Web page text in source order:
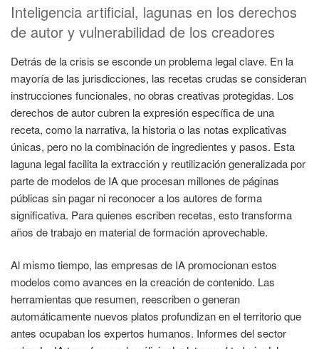
Inteligencia artificial, lagunas en los derechos
de autor y vulnerabilidad de los creadores
Detrás de la crisis se esconde un problema legal clave. En la
mayoría de las jurisdicciones, las recetas crudas se consideran
instrucciones funcionales, no obras creativas protegidas. Los
derechos de autor cubren la expresión específica de una
receta, como la narrativa, la historia o las notas explicativas
únicas, pero no la combinación de ingredientes y pasos. Esta
laguna legal facilita la extracción y reutilización generalizada por
parte de modelos de IA que procesan millones de páginas
públicas sin pagar ni reconocer a los autores de forma
significativa. Para quienes escriben recetas, esto transforma
años de trabajo en material de formación aprovechable.
Al mismo tiempo, las empresas de IA promocionan estos
modelos como avances en la creación de contenido. Las
herramientas que resumen, reescriben o generan
automáticamente nuevos platos profundizan en el territorio que
antes ocupaban los expertos humanos. Informes del sector